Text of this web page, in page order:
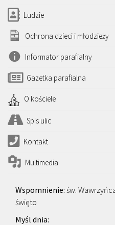
Ludzie
Ochrona dzieci i młodzieży
Informator parafialny
Gazetka parafialna
O kościele
Spis ulic
Kontakt
Multimedia
św.
święto